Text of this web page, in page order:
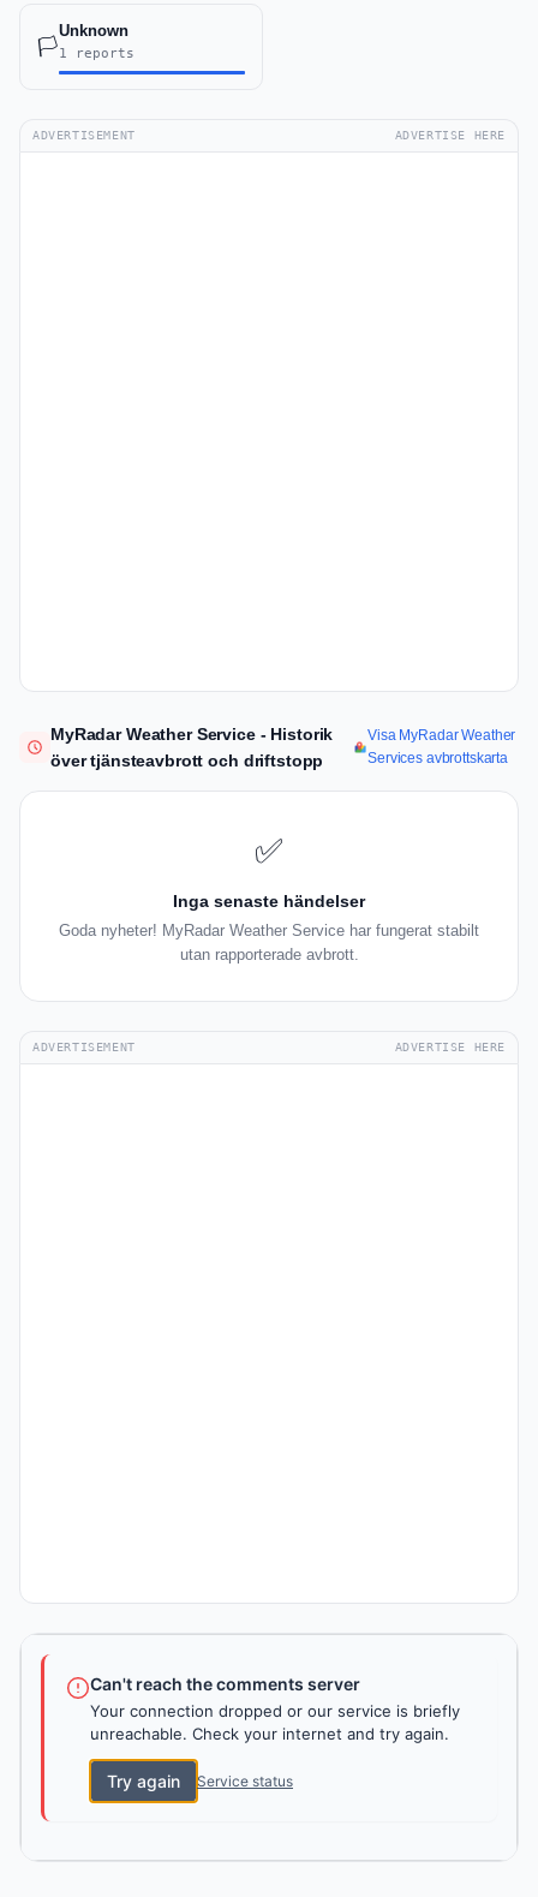
🏳️
Unknown
1 reports
ADVERTISEMENT ADVERTISE HERE
MyRadar Weather Service - Historik
över tjänsteavbrott och driftstopp
Visa MyRadar Weather
Services avbrottskarta
✅
Inga senaste händelser
Goda nyheter! MyRadar Weather Service har fungerat stabilt
utan rapporterade avbrott.
ADVERTISEMENT ADVERTISE HERE
Can't reach the comments server
Your connection dropped or our service is briefly
unreachable. Check your internet and try again.
Try again Service status